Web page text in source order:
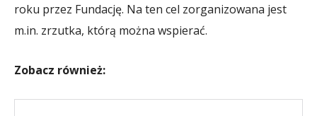
roku przez Fundację. Na ten cel zorganizowana jest
m.in. zrzutka, którą można wspierać.
Zobacz również: